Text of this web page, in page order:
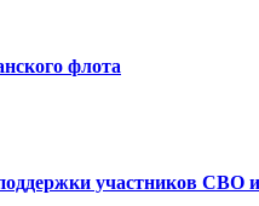
флота
участников